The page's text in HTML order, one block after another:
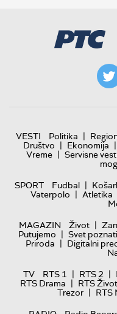
VESTI Politika |
Društvo | Ekonomija |
Vreme | Servisne
SPORT
Fudbal |
Vaterpolo | Atletika
MAGAZIN
Život |
Putujemo | Svet
Priroda | Digitalni
TV
RTS 1 | RTS 2 |
RTS Drama | RTS Život
Trezor | RTS